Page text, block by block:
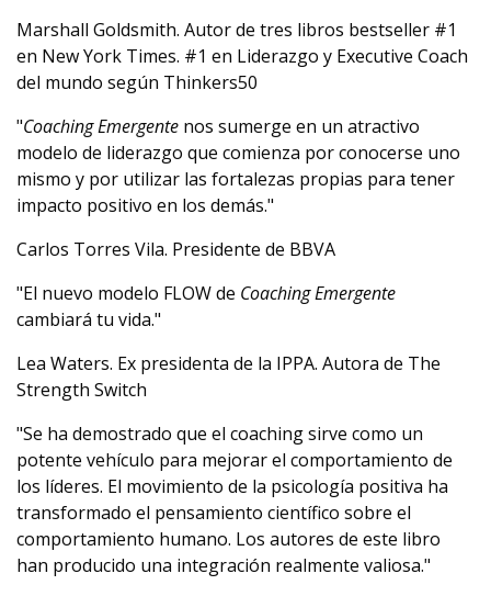
Marshall Goldsmith. Autor de tres libros bestseller #1
en New York Times. #1 en Liderazgo y Executive Coach
del mundo según Thinkers50
"Coaching Emergente nos sumerge en un atractivo
modelo de liderazgo que comienza por conocerse uno
mismo y por utilizar las fortalezas propias para tener
impacto positivo en los demás."
Carlos Torres Vila. Presidente de BBVA
"El nuevo modelo FLOW de Coaching Emergente
cambiará tu vida."
Lea Waters. Ex presidenta de la IPPA. Autora de The
Strength Switch
"Se ha demostrado que el coaching sirve como un
potente vehículo para mejorar el comportamiento de
los líderes. El movimiento de la psicología positiva ha
transformado el pensamiento científico sobre el
comportamiento humano. Los autores de este libro
han producido una integración realmente valiosa."